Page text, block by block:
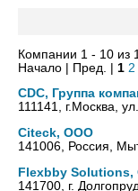
Компании 1 - 10 из
Начало | Пред. | 1 2
CDC, Группа
111141, г.Москва,
Citeck, ООО
141006, Россия,
Flexbby
141700, г.